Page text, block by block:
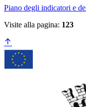
Piano degli indicatori e
Visite alla pagina: 123